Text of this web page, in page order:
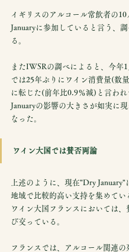
イギリスのアルコール常飲者の
Januaryに参加していると言う、
る。
またIWSRの調べによると、今年
では25年ぶりにワイン消費量(数
に転じた(前年比0.9％減)と言わ
Januaryの影響の大きさが如実に現
なった。
ワイン大国では賛否両論
上述のように、現在"Dry January"
地域で比較的高い支持を集めてい
ワイン大国フランスにおいては、
び交っている。
フランスでは、アルコール関連の